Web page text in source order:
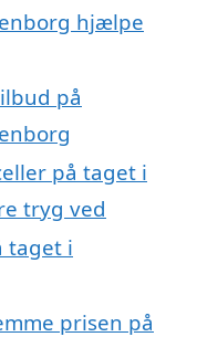
hjælpe
på
på taget i
tryg ved
taget i
prisen på